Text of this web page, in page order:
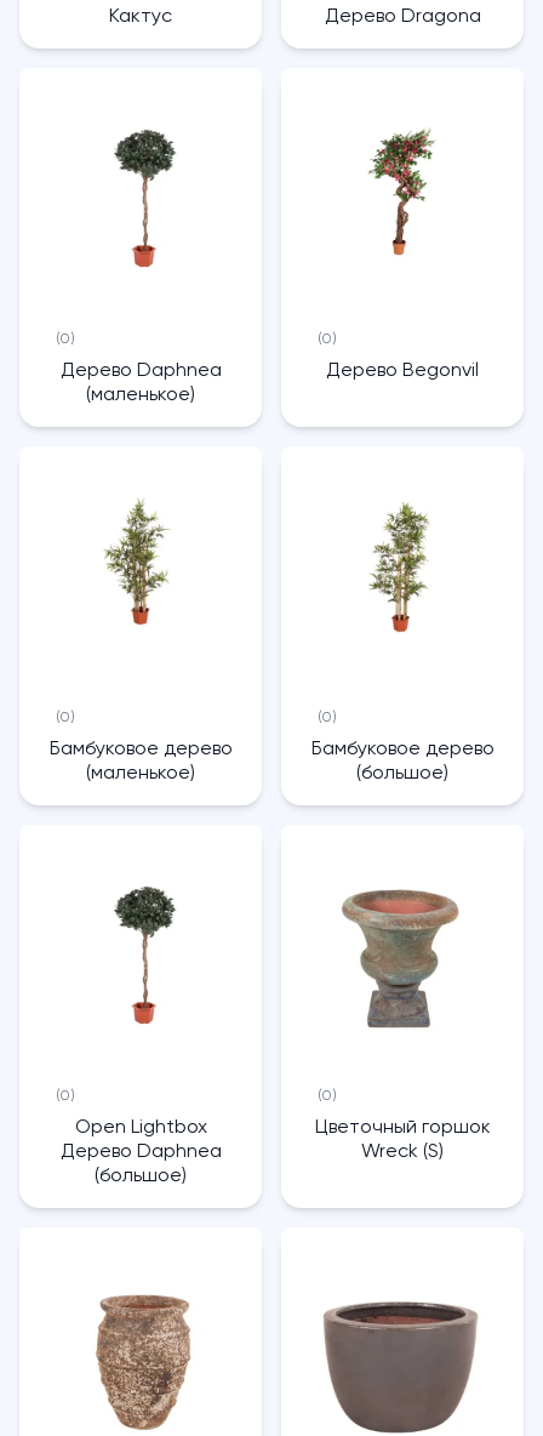
Кактус Дерево Dragona
(0)
Дерево Daphnea
(маленькое)
(0)
Дерево Begonvil
(0)
Бамбуковое дерево
(маленькое)
(0)
Бамбуковое дерево
(большое)
(0)
Open Lightbox
Дерево Daphnea
(большое)
(0)
Цветочный горшок
Wreck (S)